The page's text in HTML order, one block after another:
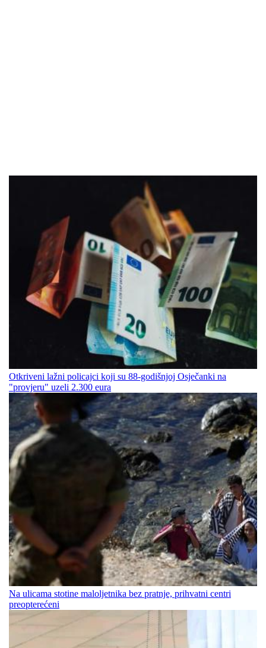
Otkriveni lažni policajci koji su 88-godišnjoj Osječanki na
"provjeru" uzeli 2.300 eura
Na ulicama stotine maloljetnika bez pratnje, prihvatni centri
preopterećeni